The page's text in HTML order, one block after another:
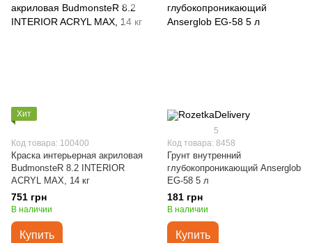
Хит
Код товара: 100400
Краска интерьерная акриловая
BudmonsteR 8.2 INTERIOR
ACRYL MAX, 14 кг
751 грн
В наличии
Купить
5
Код товара: 8458
Грунт внутренний
глубокопроникающий Anserglob
EG-58 5 л
181 грн
В наличии
Купить